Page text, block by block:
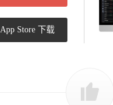
App Store 下载